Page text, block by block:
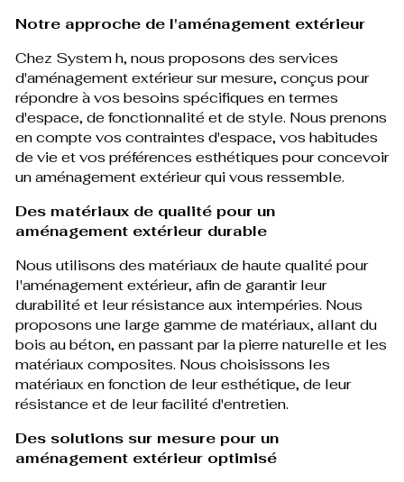
Notre approche de l'aménagement extérieur
Chez System h, nous proposons des services
d'aménagement extérieur sur mesure, conçus pour
répondre à vos besoins spécifiques en termes
d'espace, de fonctionnalité et de style. Nous prenons
en compte vos contraintes d'espace, vos habitudes
de vie et vos préférences esthétiques pour concevoir
un aménagement extérieur qui vous ressemble.
Des matériaux de qualité pour un
aménagement extérieur durable
Nous utilisons des matériaux de haute qualité pour
l'aménagement extérieur, afin de garantir leur
durabilité et leur résistance aux intempéries. Nous
proposons une large gamme de matériaux, allant du
bois au béton, en passant par la pierre naturelle et les
matériaux composites. Nous choisissons les
matériaux en fonction de leur esthétique, de leur
résistance et de leur facilité d'entretien.
Des solutions sur mesure pour un
aménagement extérieur optimisé